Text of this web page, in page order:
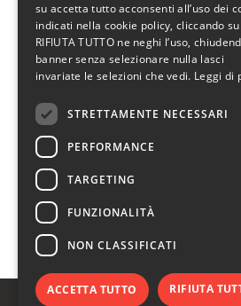
Faq
Condizioni generali
Modello 231 e
© Copyright 2023 CHIMIVER PANSERI S.p.A. |
su accetta tutto acconsenti all’uso dei
indicati nella cookie policy, cliccando su
RIFIUTA TUTTO ne neghi l’uso,
banner senza selezionare nulla lasci
invariate le selezioni che vedi. Leggi di
STRETTAMENTE NECESSARI
PERFORMANCE
TARGETING
FUNZIONALITÀ
NON CLASSIFICATI
ACCETTA TUTTO RIFIUTA